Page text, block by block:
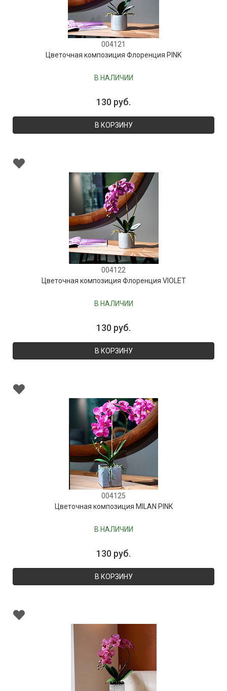
004121
Цветочная композиция Флоренция PINK
В НАЛИЧИИ
130 руб.
В КОРЗИНУ
004122
Цветочная композиция Флоренция VIOLET
В НАЛИЧИИ
130 руб.
В КОРЗИНУ
004125
Цветочная композиция MILAN PINK
В НАЛИЧИИ
130 руб.
В КОРЗИНУ